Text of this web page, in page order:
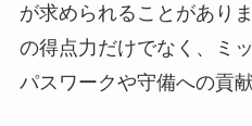
が求められることがあり
の得点力だけでなく、ミ
パスワークや守備への貢